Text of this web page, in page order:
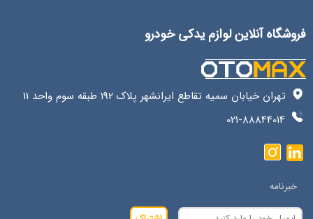
فروشگاه آنلاین لوازم یدکی خودرو
تهران خیابان سمیه تقاطع ایرانشهر پلاک 192 طبقه سوم واحد 11
021-88844014
خبرنامه